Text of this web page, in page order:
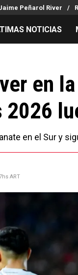
Peñarol River
Sudamericana
Argentina
Argentina
NOTICIAS
en
en el Sur y
ART